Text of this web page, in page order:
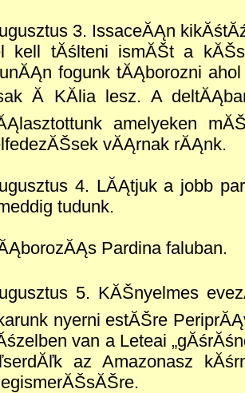
3. IssaceĂĄn
kell tĂślteni ismĂŠt a
fogunk tĂĄborozni
Ă KĂ­lia lesz. A
amelyeken
vĂĄrnak rĂĄnk.
4. LĂĄtjuk a jobb
tudunk.
Pardina faluban.
5. KĂŠnyelmes
nyerni estĂŠre
van a Leteai
az Amazonasz